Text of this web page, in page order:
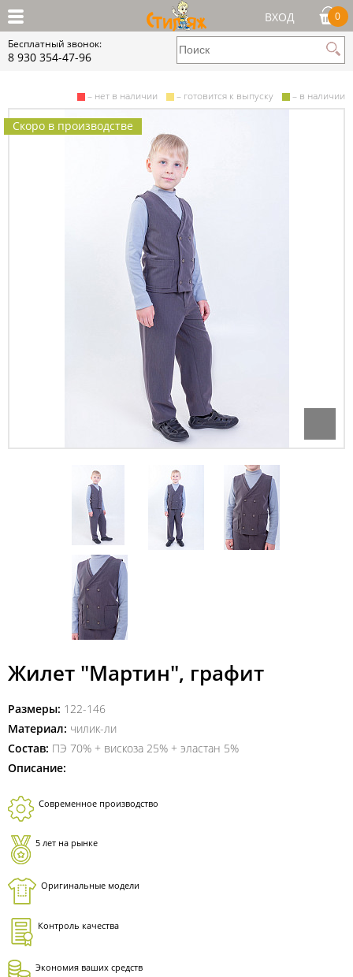
ВХОД 0
Бесплатный звонок:
8 930 354-47-96
– нет в наличии – готовится к выпуску – в наличии
Скоро в производстве
Жилет "Мартин", графит
Размеры: 122-146
Материал: чилик-ли
Состав: ПЭ 70% + вискоза 25% + эластан 5%
Описание:
Современное производство
5 лет на рынке
Оригинальные модели
Контроль качества
Экономия ваших средств